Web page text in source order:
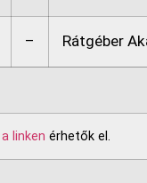
– Rátgéber
linken érhetők el.